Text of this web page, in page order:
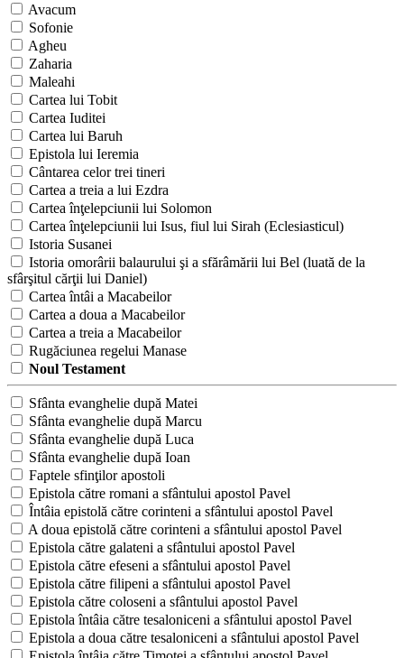
Avacum
Sofonie
Agheu
Zaharia
Maleahi
Cartea lui Tobit
Cartea Iuditei
Cartea lui Baruh
Epistola lui Ieremia
Cântarea celor trei tineri
Cartea a treia a lui Ezdra
Cartea înţelepciunii lui Solomon
Cartea înţelepciunii lui Isus, fiul lui Sirah (Eclesiasticul)
Istoria Susanei
Istoria omorârii balaurului şi a sfărâmării lui Bel (luată de la
sfârşitul cărţii lui Daniel)
Cartea întâi a Macabeilor
Cartea a doua a Macabeilor
Cartea a treia a Macabeilor
Rugăciunea regelui Manase
Noul Testament
Sfânta evanghelie după Matei
Sfânta evanghelie după Marcu
Sfânta evanghelie după Luca
Sfânta evanghelie după Ioan
Faptele sfinţilor apostoli
Epistola către romani a sfântului apostol Pavel
Întâia epistolă către corinteni a sfântului apostol Pavel
A doua epistolă către corinteni a sfântului apostol Pavel
Epistola către galateni a sfântului apostol Pavel
Epistola către efeseni a sfântului apostol Pavel
Epistola către filipeni a sfântului apostol Pavel
Epistola către coloseni a sfântului apostol Pavel
Epistola întâia către tesaloniceni a sfântului apostol Pavel
Epistola a doua către tesaloniceni a sfântului apostol Pavel